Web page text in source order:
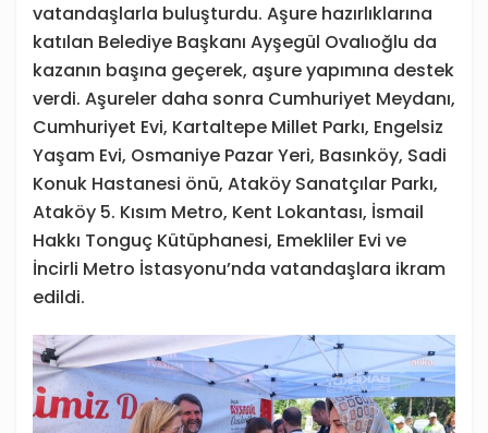
vatandaşlarla buluşturdu. Aşure hazırlıklarına
katılan Belediye Başkanı Ayşegül Ovalıoğlu da
kazanın başına geçerek, aşure yapımına destek
verdi. Aşureler daha sonra Cumhuriyet Meydanı,
Cumhuriyet Evi, Kartaltepe Millet Parkı, Engelsiz
Yaşam Evi, Osmaniye Pazar Yeri, Basınköy, Sadi
Konuk Hastanesi önü, Ataköy Sanatçılar Parkı,
Ataköy 5. Kısım Metro, Kent Lokantası, İsmail
Hakkı Tonguç Kütüphanesi, Emekliler Evi ve
İncirli Metro İstasyonu’nda vatandaşlara ikram
edildi.